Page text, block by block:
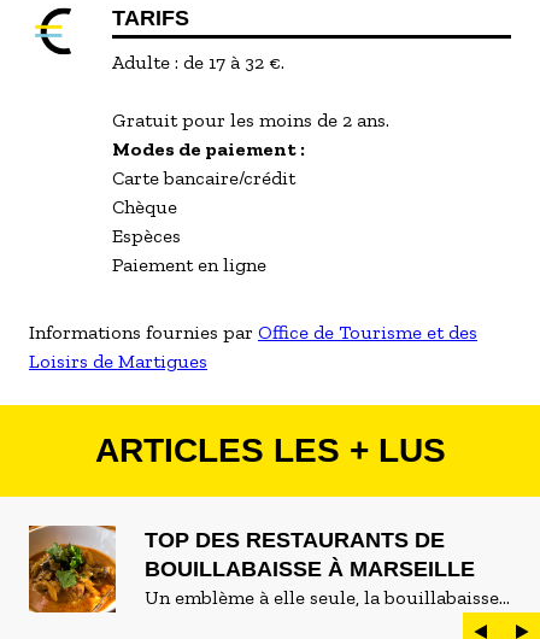
TARIFS
Adulte : de 17 à 32 €.
Gratuit pour les moins de 2 ans.
Modes de paiement :
Carte bancaire/crédit
Chèque
Espèces
Paiement en ligne
Informations fournies par Office de Tourisme et des
Loisirs de Martigues
ARTICLES LES + LUS
TOP DES RESTAURANTS DE
BOUILLABAISSE À MARSEILLE
Un emblème à elle seule, la bouillabaisse
est LE plat marseillais par excellence. On